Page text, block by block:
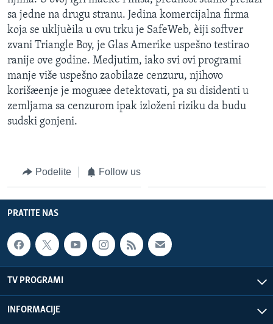
sa jedne na drugu stranu. Jedina komercijalna firma
koja se ukljuèila u ovu trku je SafeWeb, èiji softver
zvani Triangle Boy, je Glas Amerike uspešno testirao
ranije ove godine. Medjutim, iako svi ovi programi
manje više uspešno zaobilaze cenzuru, njihovo
korišæenje je moguæe detektovati, pa su disidenti u
zemljama sa cenzurom ipak izloženi riziku da budu
sudski gonjeni.
Podelite Follow us
PRATITE NAS
TV PROGRAMI
INFORMACIJE